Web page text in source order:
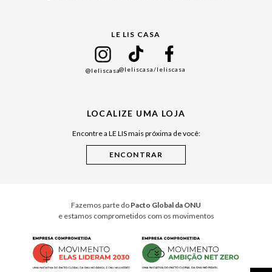
Cuidados Casa
LE LIS CASA
@leliscasa@leliscasa/leliscasa
LOCALIZE UMA LOJA
Encontre a LE LIS mais próxima de você:
Fazemos parte do Pacto Global da ONU
e estamos comprometidos com os movimentos